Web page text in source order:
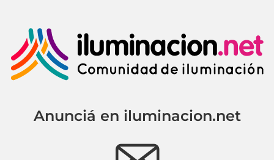
Anunciá en iluminacion.net